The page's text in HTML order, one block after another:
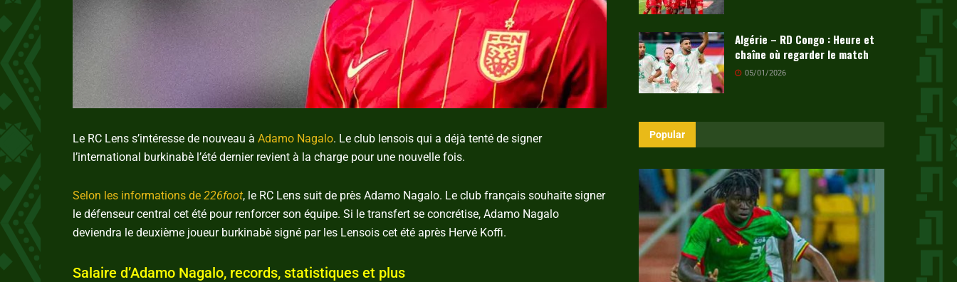
Le RC Lens s’intéresse de nouveau à Adamo Nagalo. Le club lensois qui a déjà tenté de signer
l’international burkinabè l’été dernier revient à la charge pour une nouvelle fois.
Selon les informations de 226foot, le RC Lens suit de près Adamo Nagalo. Le club français souhaite signer
le défenseur central cet été pour renforcer son équipe. Si le transfert se concrétise, Adamo Nagalo
deviendra le deuxième joueur burkinabè signé par les Lensois cet été après Hervé Koffi.
Salaire d’Adamo Nagalo, records, statistiques et plus
Algérie – RD Congo : Heure et
chaîne où regarder le match
05/01/2026
Popular